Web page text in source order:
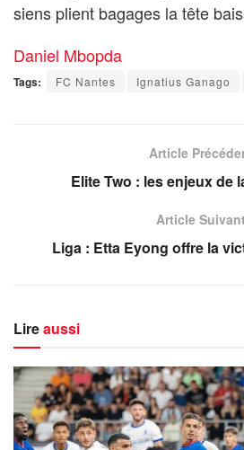
siens plient bagages la tête
Daniel Mbopda
Tags: FC Nantes Ignatius Ganago
Article
Elite Two : les enjeux de
Article Suivant
Liga : Etta Eyong offre la
Lireaussi